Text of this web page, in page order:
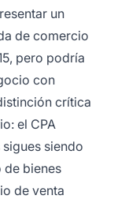
un
de comercio
pero podría
con
crítica
el CPA
siendo
de bienes
de venta